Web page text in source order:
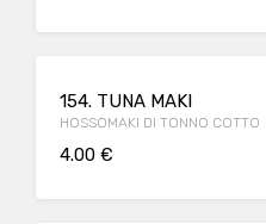
154. TUNA MAKI
HOSSOMAKI DI TONNO COTTO
4.00 €